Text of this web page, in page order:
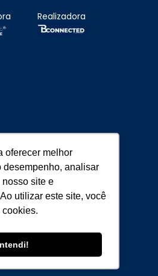
oferecer melhor
desempenho, analisar
site e
utilizar este site, você
cookies.
Realizadora
Estratégicos